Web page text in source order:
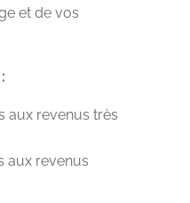
et de vos
aux revenus très
aux revenus